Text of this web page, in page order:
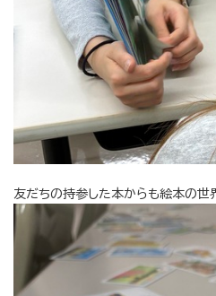
友だちの持参した本からも絵本の世